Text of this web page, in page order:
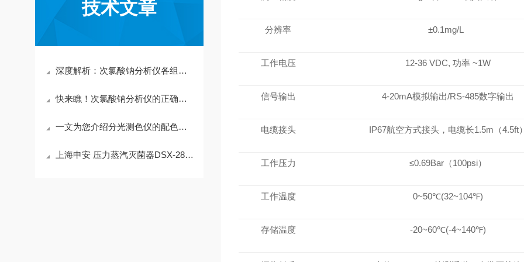
技术文章
深度解析：次氯酸钠分析仪各组成部件的功能特性全览
快来瞧！次氯酸钠分析仪的正确使用方法分享啦
一文为您介绍分光测色仪的配色流程
上海申安 压力蒸汽灭菌器DSX-280KB24
分辨率 ±0.1mg/L
工作电压 12-36 VDC, 功率 ~1W
信号输出 4-20mA模拟输出/RS-485数字输出
电缆接头 IP67航空方式接头，电缆长1.5m（4.5ft
工作压力 ≤0.69Bar（100psi）
工作温度 0~50℃(32~104℉)
存储温度 -20~60℃(-4~140℉)